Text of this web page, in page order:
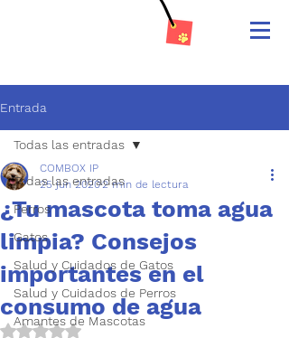
Entrada
Todas las entradas
Perros
Gatos
Salud y Cuidados de Gatos
Salud y Cuidados de Perros
Amantes de Mascotas
Todas las entradas
¿Tu mascota toma agua
limpia? Consejos
importantes en el
consumo de agua
COMBOX IP
25 jun 20202 min de lectura
Obtuvo NaN de 5 estrellas.